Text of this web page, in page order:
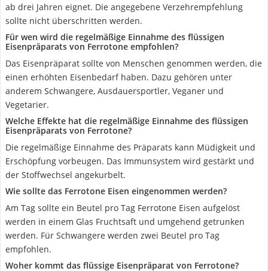
ab drei Jahren eignet. Die angegebene Verzehrempfehlung
sollte nicht überschritten werden.
Für wen wird die regelmäßige Einnahme des flüssigen
Eisenpräparats von Ferrotone empfohlen?
Das Eisenpräparat sollte von Menschen genommen werden, die
einen erhöhten Eisenbedarf haben. Dazu gehören unter
anderem Schwangere, Ausdauersportler, Veganer und
Vegetarier.
Welche Effekte hat die regelmäßige Einnahme des flüssigen
Eisenpräparats von Ferrotone?
Die regelmäßige Einnahme des Präparats kann Müdigkeit und
Erschöpfung vorbeugen. Das Immunsystem wird gestärkt und
der Stoffwechsel angekurbelt.
Wie sollte das Ferrotone Eisen eingenommen werden?
Am Tag sollte ein Beutel pro Tag Ferrotone Eisen aufgelöst
werden in einem Glas Fruchtsaft und umgehend getrunken
werden. Für Schwangere werden zwei Beutel pro Tag
empfohlen.
Woher kommt das flüssige Eisenpräparat von Ferrotone?